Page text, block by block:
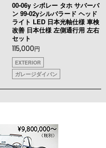
00-06y シボレー タホ サバーバ
ン 99-02yシルバラード ヘッド
ライト LED 日本光軸仕様 車検
改善 日本仕様 左側通行用 左右
セット
115,000円
EXTERIOR
ガレージダイバン